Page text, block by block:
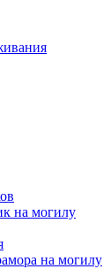
на могилу
на могилу